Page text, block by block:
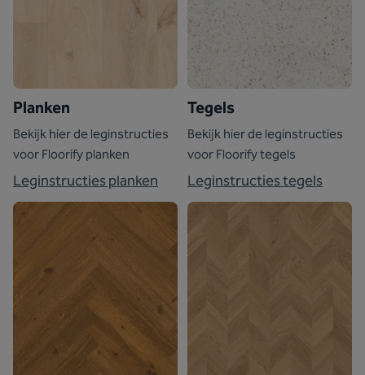
Planken
Bekijk hier de leginstructies
voor Floorify planken
Leginstructies planken
Tegels
Bekijk hier de leginstructies
voor Floorify tegels
Leginstructies tegels